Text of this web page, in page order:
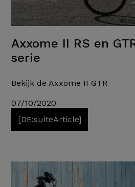
Axxome II RS en
serie
Bekijk de Axxome II GTR
07/10/2020
[DE:suiteArticle]